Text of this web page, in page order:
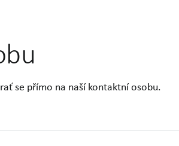
se přímo na naší kontaktní osobu.